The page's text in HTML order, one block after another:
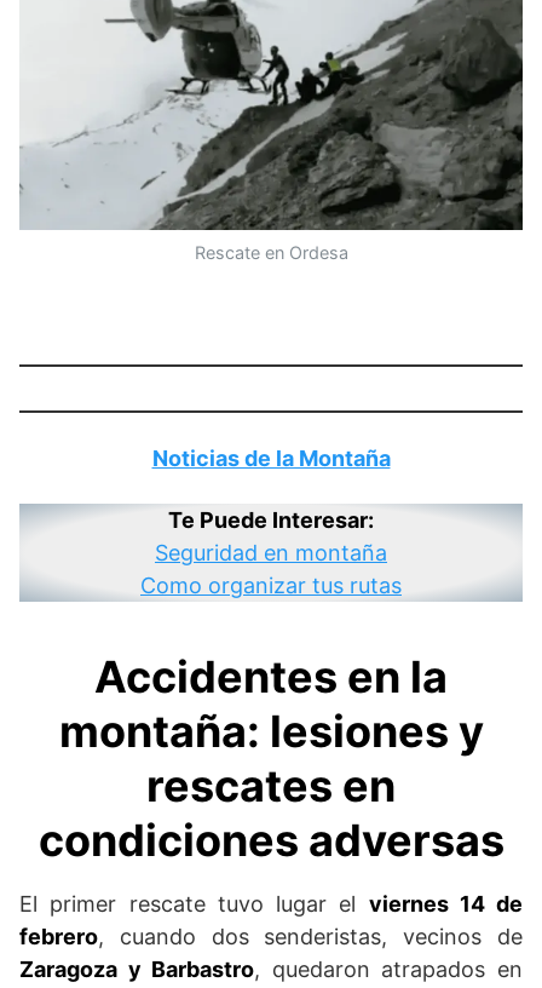
Rescate en Ordesa
Noticias de la Montaña
Te Puede Interesar:
Seguridad en montaña
Como organizar tus rutas
Accidentes en la
montaña: lesiones y
rescates en
condiciones adversas
El primer rescate tuvo lugar el viernes 14 de
febrero, cuando dos senderistas, vecinos de
Zaragoza y Barbastro, quedaron atrapados en